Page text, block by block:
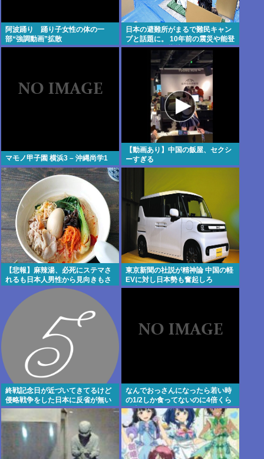
阿波踊り 踊り子女性の体の一
部“強調動画”拡散
日本の避難所がまるで難民キャン
プと話題に。 10年前の震災や能登
自身の頃から指摘されてたのにな
ぜ改善されないのか？
マモノ甲子園 横浜3 – 沖縄尚学1
【動画あり】中国の飯屋、セクシ
ーすぎる
【悲報】麻辣湯、必死にステマさ
れるも日本人男性から見向きもさ
東京新聞の社説が精神論 中国の軽
EVに対し日本勢も奮起しろ
終戦記念日が近づいてきてるけど
侵略戦争をした日本に反省が無い
よなwww
なんでおっさんになったら若い時
の1/2しか食ってないのに4倍くら
い太るの？